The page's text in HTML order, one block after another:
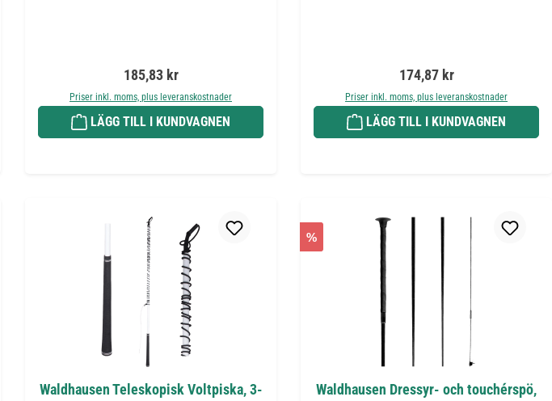
Ordinarie pris:
185,83 kr
Priser inkl. moms, plus leveranskostnader
LÄGG TILL I KUNDVAGNEN
Ordinarie pris:
174,87 kr
Priser inkl. moms, plus leveranskostnader
LÄGG TILL I KUNDVAGNEN
Waldhausen Teleskopisk Voltpiska, 3-
%
Waldhausen Dressyr- och touchérspö,